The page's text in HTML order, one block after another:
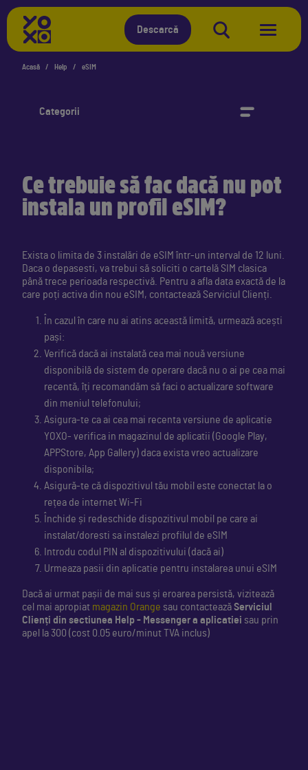
YOXO
Descarcă
Acasă Help eSIM
Categorii
Ce trebuie să fac dacă nu pot
instala un profil eSIM?
Exista o limita de 3 instalări de eSIM într-un interval de 12 luni.
Daca o depasesti, va trebui să soliciti o cartelă SIM clasica
până trece perioada respectivă. Pentru a afla data exactă de la
care poți activa din nou eSIM, contactează Serviciul Clienți.
În cazul în care nu ai atins această limită, urmează acești
pași:
Verifică dacă ai instalată cea mai nouă versiune
disponibilă de sistem de operare dacă nu o ai pe cea mai
recentă, îți recomandăm să faci o actualizare software
din meniul telefonului;
Asigura-te ca ai cea mai recenta versiune de aplicatie
YOXO- verifica in magazinul de aplicatii (Google Play,
APPStore, App Gallery) daca exista vreo actualizare
disponibila;
Asigură-te că dispozitivul tău mobil este conectat la o
rețea de internet Wi-Fi
Închide și redeschide dispozitivul mobil pe care ai
instalat/doresti sa instalezi profilul de eSIM
Introdu codul PIN al dispozitivului (dacă ai)
Urmeaza pasii din aplicatie pentru instalarea unui eSIM
Dacă ai urmat pașii de mai sus și eroarea persistă, vizitează
cel mai apropiat magazin Orange sau contacteazăServiciul
Clienți din sectiunea Help - Messenger a aplicatiei sau prin
apel la 300 (cost 0.05 euro/minut TVA inclus)